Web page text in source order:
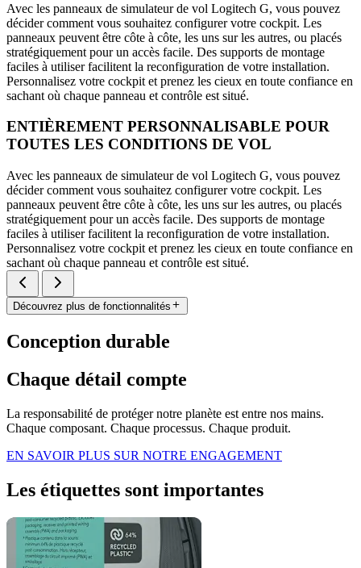
Avec les panneaux de simulateur de vol Logitech G, vous pouvez
décider comment vous souhaitez configurer votre cockpit. Les
panneaux peuvent être côte à côte, les uns sur les autres, ou placés
stratégiquement pour un accès facile. Des supports de montage
faciles à utiliser facilitent la reconfiguration de votre installation.
Personnalisez votre cockpit et prenez les cieux en toute confiance en
sachant où chaque panneau et contrôle est situé.
ENTIÈREMENT PERSONNALISABLE POUR
TOUTES LES CONDITIONS DE VOL
Avec les panneaux de simulateur de vol Logitech G, vous pouvez
décider comment vous souhaitez configurer votre cockpit. Les
panneaux peuvent être côte à côte, les uns sur les autres, ou placés
stratégiquement pour un accès facile. Des supports de montage
faciles à utiliser facilitent la reconfiguration de votre installation.
Personnalisez votre cockpit et prenez les cieux en toute confiance en
sachant où chaque panneau et contrôle est situé.
Découvrez plus de fonctionnalités
Conception durable
Chaque détail compte
La responsabilité de protéger notre planète est entre nos mains.
Chaque composant. Chaque processus. Chaque produit.
EN SAVOIR PLUS SUR NOTRE ENGAGEMENT
Les étiquettes sont importantes